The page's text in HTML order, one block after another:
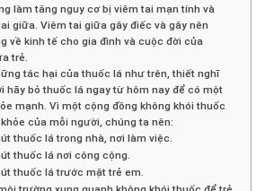
làm tăng nguy cơ bị viêm tai mạn tính và
giữa. Viêm tai giữa gây điếc và gây nên
về kinh tế cho gia đình và cuộc đời của
trẻ.
tác hại của thuốc lá như trên, thiết nghĩ
hãy bỏ thuốc lá ngay từ hôm nay để có một
mạnh. Vì một cộng đồng không khói thuốc
của mỗi người, chúng ta nên:
thuốc lá trong nhà, nơi làm việc.
thuốc lá nơi công cộng.
thuốc lá trước mặt trẻ em.